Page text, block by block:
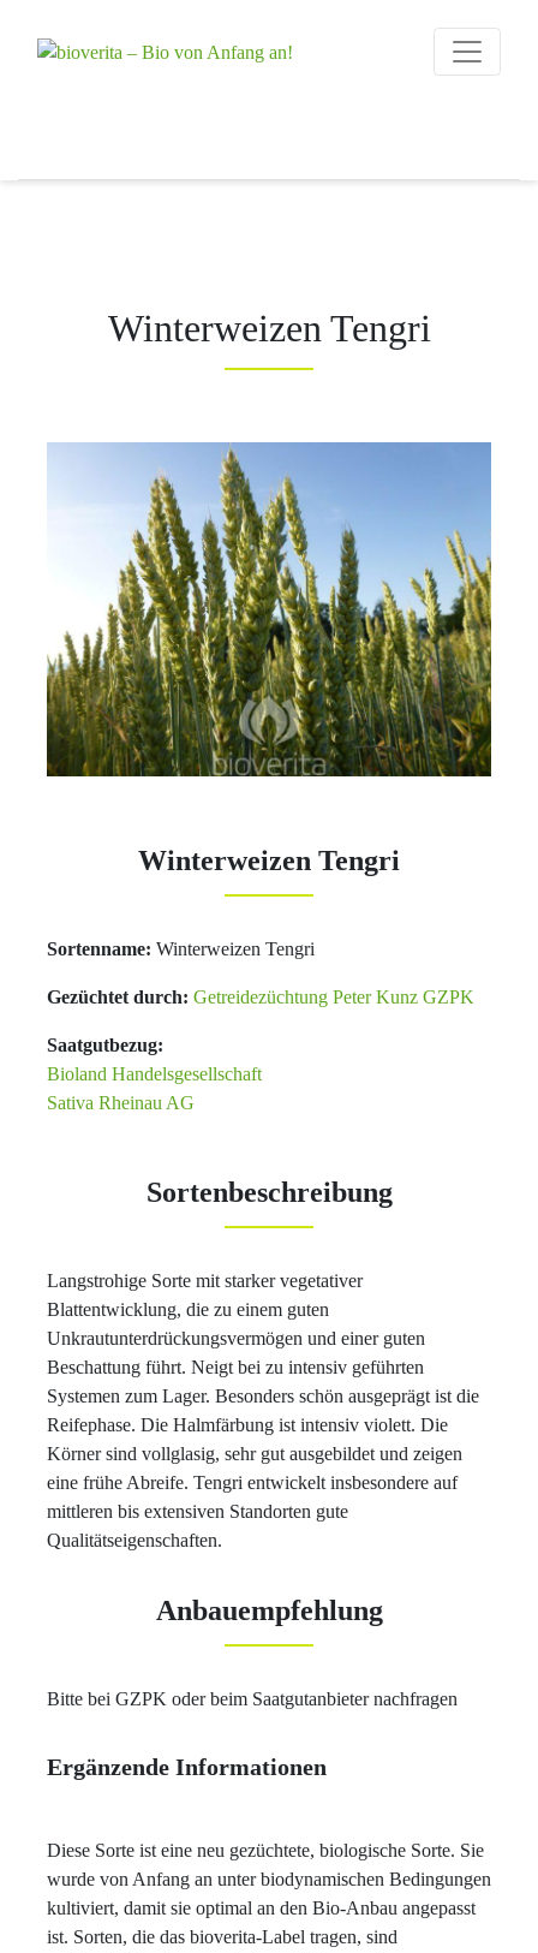
Von der Züchtung
Winterweizen Tengri
Winterweizen Tengri
Sortenname: Winterweizen Tengri
Gezüchtet durch: Getreidezüchtung Peter Kunz GZPK
Saatgutbezug:
Bioland Handelsgesellschaft
Sativa Rheinau AG
Sortenbeschreibung
Langstrohige Sorte mit starker vegetativer
Blattentwicklung, die zu einem guten
Unkrautunterdrückungsvermögen und einer guten
Beschattung führt. Neigt bei zu intensiv geführten
Systemen zum Lager. Besonders schön ausgeprägt ist die
Reifephase. Die Halmfärbung ist intensiv violett. Die
Körner sind vollglasig, sehr gut ausgebildet und zeigen
eine frühe Abreife. Tengri entwickelt insbesondere auf
mittleren bis extensiven Standorten gute
Qualitätseigenschaften.
Anbauempfehlung
Bitte bei GZPK oder beim Saatgutanbieter nachfragen
Ergänzende Informationen
Diese Sorte ist eine neu gezüchtete, biologische Sorte. Sie
wurde von Anfang an unter biodynamischen Bedingungen
kultiviert, damit sie optimal an den Bio-Anbau angepasst
ist. Sorten, die das bioverita-Label tragen, sind